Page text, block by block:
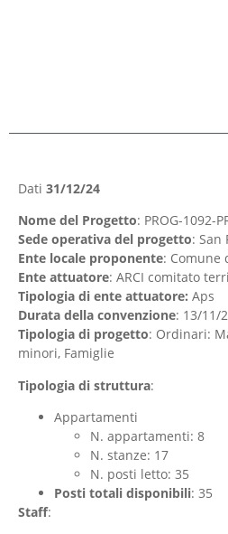
Dati 31/12/24
Nome del Progetto: PROG-1092-
Sede operativa del progetto: San
Ente locale proponente: Comune
Ente attuatore: ARCI comitato
Tipologia di ente attuatore: Aps
Durata della convenzione: 13/11/
Tipologia di progetto: Ordinari:
minori, Famiglie
Tipologia di struttura:
Appartamenti
N. appartamenti: 8
N. stanze: 17
N. posti letto: 35
Posti totali disponibili: 35
Staff: